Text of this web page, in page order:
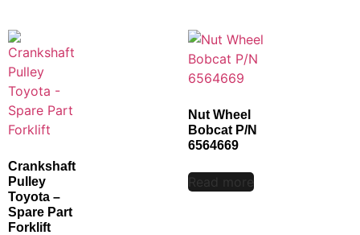
Crankshaft
Pulley
Toyota –
Spare Part
Forklift
Nut Wheel
Bobcat P/N
6564669
Read more